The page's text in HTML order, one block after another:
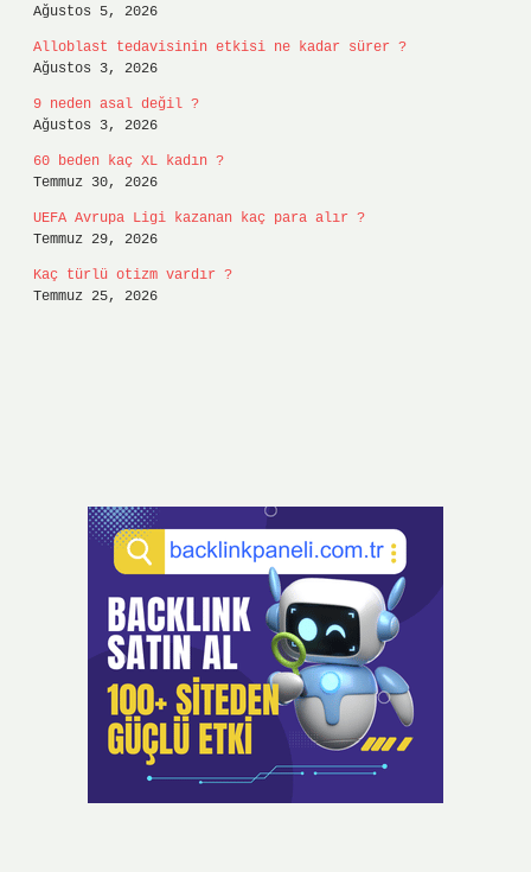
Ağustos 5, 2026
Alloblast tedavisinin etkisi ne kadar sürer ?
Ağustos 3, 2026
9 neden asal değil ?
Ağustos 3, 2026
60 beden kaç XL kadın ?
Temmuz 30, 2026
UEFA Avrupa Ligi kazanan kaç para alır ?
Temmuz 29, 2026
Kaç türlü otizm vardır ?
Temmuz 25, 2026